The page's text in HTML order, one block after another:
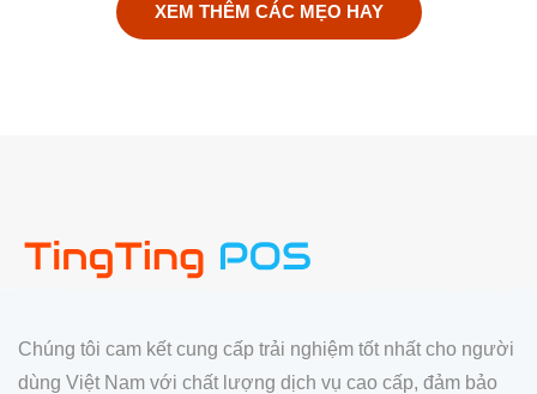
XEM THÊM CÁC MẸO HAY
Chúng tôi cam kết cung cấp trải nghiệm tốt nhất cho người
dùng Việt Nam với chất lượng dịch vụ cao cấp, đảm bảo